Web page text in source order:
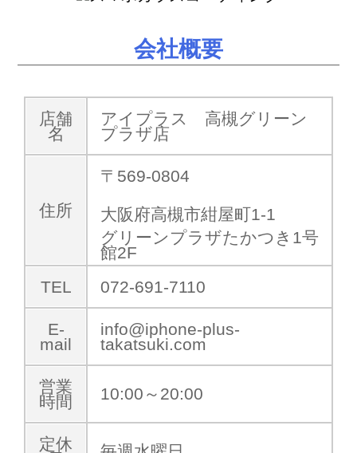
会社概要
店舗
名
アイプラス 高槻グリーン
プラザ店
住所
〒569-0804
大阪府高槻市紺屋町1-1
グリーンプラザたかつき1号
館2F
TEL
072-691-7110
E-
mail
info@iphone-plus-
takatsuki.com
営業
時間
10:00～20:00
定休